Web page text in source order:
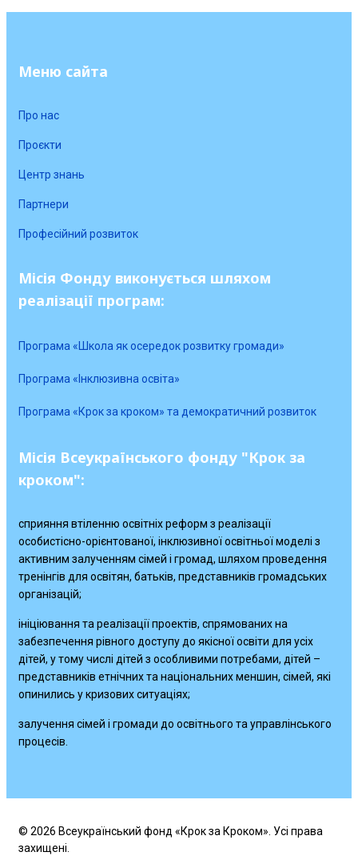
Меню сайта
Про нас
Проєкти
Центр знань
Партнери
Професійний розвиток
Місія Фонду виконується шляхом
реалізації програм:
Програма «Школа як осередок розвитку громади»
Програма «Інклюзивна освіта»
Програма «Крок за кроком» та демократичний розвиток
Місія Всеукраїнського фонду "Крок за
кроком":
сприяння втіленню освітніх реформ з реалізації
особистісно-орієнтованої, інклюзивної освітньої моделі з
активним залученням сімей і громад, шляхом проведення
тренінгів для освітян, батьків, представників громадських
організацій;
ініціювання та реалізації проектів, спрямованих на
забезпечення рівного доступу до якісної освіти для усіх
дітей, у тому числі дітей з особливими потребами, дітей –
представників етнічних та національних меншин, сімей, які
опинились у кризових ситуаціях;
залучення сімей і громади до освітнього та управлінського
процесів.
© 2026 Всеукраїнський фонд «Крок за Кроком». Усі права
захищені.